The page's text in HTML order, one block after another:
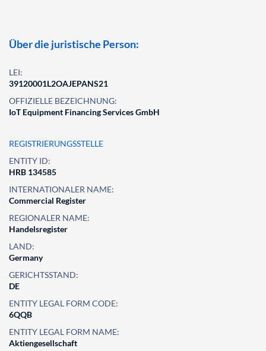
Über die juristische Person:
LEI:
39120001L2OAJEPANS21
OFFIZIELLE BEZEICHNUNG:
IoT Equipment Financing Services GmbH
REGISTRIERUNGSSTELLE
ENTITY ID:
HRB 134585
INTERNATIONALER NAME:
Commercial Register
REGIONALER NAME:
Handelsregister
LAND:
Germany
GERICHTSSTAND:
DE
ENTITY LEGAL FORM CODE:
6QQB
ENTITY LEGAL FORM NAME:
Aktiengesellschaft